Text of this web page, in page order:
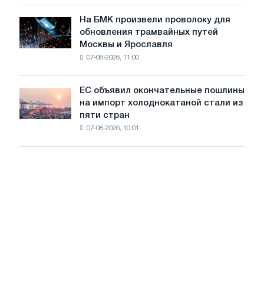
целей
обезуглероживания
в
июле
На
БМК
произвели
трамвайных
путей
Ярославля
На БМК произвели проволоку для
обновления трамвайных путей
Москвы и Ярославля
07-08-2026, 11:00
объявил
окончательные
ЕС объявил окончательные пошлины
на импорт холоднокатаной стали из
пяти стран
07-08-2026, 10:01